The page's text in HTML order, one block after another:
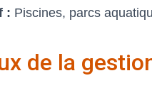
: Piscines, parcs
de la